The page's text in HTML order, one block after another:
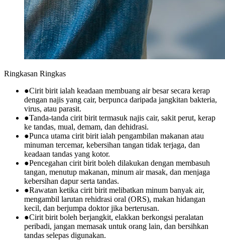
Ringkasan Ringkas
●Cirit birit ialah keadaan membuang air besar secara kerap
dengan najis yang cair, berpunca daripada jangkitan bakteria,
virus, atau parasit.
●Tanda-tanda cirit birit termasuk najis cair, sakit perut, kerap
ke tandas, mual, demam, dan dehidrasi.
●Punca utama cirit birit ialah pengambilan makanan atau
minuman tercemar, kebersihan tangan tidak terjaga, dan
keadaan tandas yang kotor.
●Pencegahan cirit birit boleh dilakukan dengan membasuh
tangan, menutup makanan, minum air masak, dan menjaga
kebersihan dapur serta tandas.
●Rawatan ketika cirit birit melibatkan minum banyak air,
mengambil larutan rehidrasi oral (ORS), makan hidangan
kecil, dan berjumpa doktor jika berterusan.
●Cirit birit boleh berjangkit, elakkan berkongsi peralatan
peribadi, jangan memasak untuk orang lain, dan bersihkan
tandas selepas digunakan.